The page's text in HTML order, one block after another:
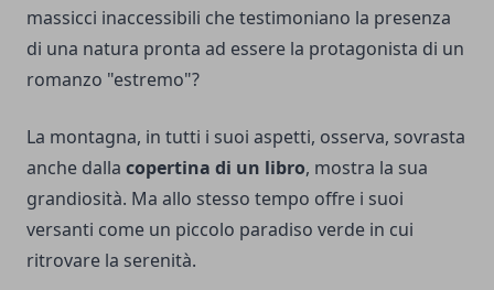
massicci inaccessibili che testimoniano la presenza
di una natura pronta ad essere la protagonista di un
romanzo "estremo"?
La montagna, in tutti i suoi aspetti, osserva, sovrasta
anche dalla copertina di un libro, mostra la sua
grandiosità. Ma allo stesso tempo offre i suoi
versanti come un piccolo paradiso verde in cui
ritrovare la serenità.